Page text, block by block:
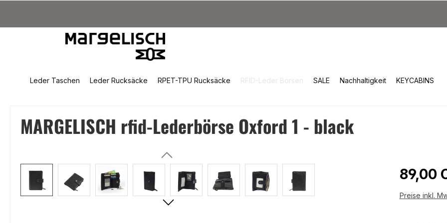
Leder Taschen Leder Rucksäcke RPET-TPU Rucksäcke RFID-Leder Börsen SALE Nachhaltigkeit KEYCABINS
MARGELISCH rfid-Lederbörse Oxford 1 - black
Bildergalerie überspringen
89,00
Preise inkl.